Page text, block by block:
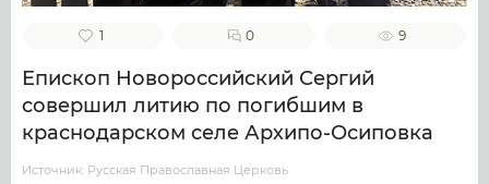
1 0 9
Епископ Новороссийский Сергий
совершил литию по погибшим в
краснодарском селе Архипо-Осиповка
Источник: Русская Православная Церковь